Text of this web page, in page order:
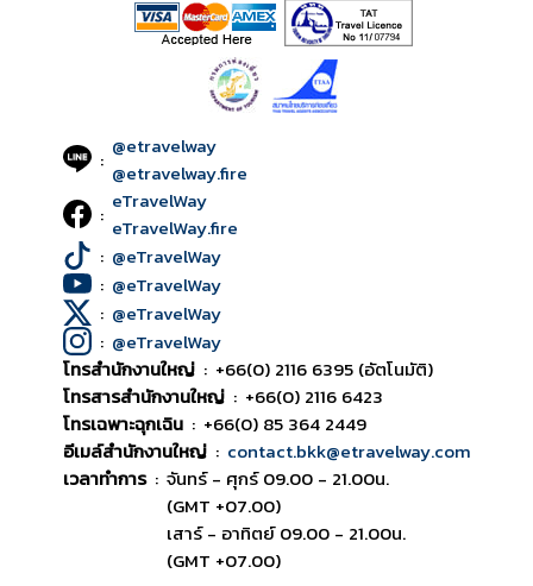
: @etravelway
@etravelway.fire
: eTravelWay
eTravelWay.fire
: @eTravelWay
: @eTravelWay
: @eTravelWay
: @eTravelWay
โทรสำนักงานใหญ่ : +66(0) 2116 6395 (อัตโนมัติ)
โทรสารสำนักงานใหญ่ : +66(0) 2116 6423
โทรเฉพาะฉุกเฉิน : +66(0) 85 364 2449
อีเมล์สำนักงานใหญ่ : contact.bkk@etravelway.com
เวลาทำการ : จันทร์ - ศุกร์ 09.00 - 21.00น.
(GMT +07.00)
เสาร์ - อาทิตย์ 09.00 - 21.00น.
(GMT +07.00)